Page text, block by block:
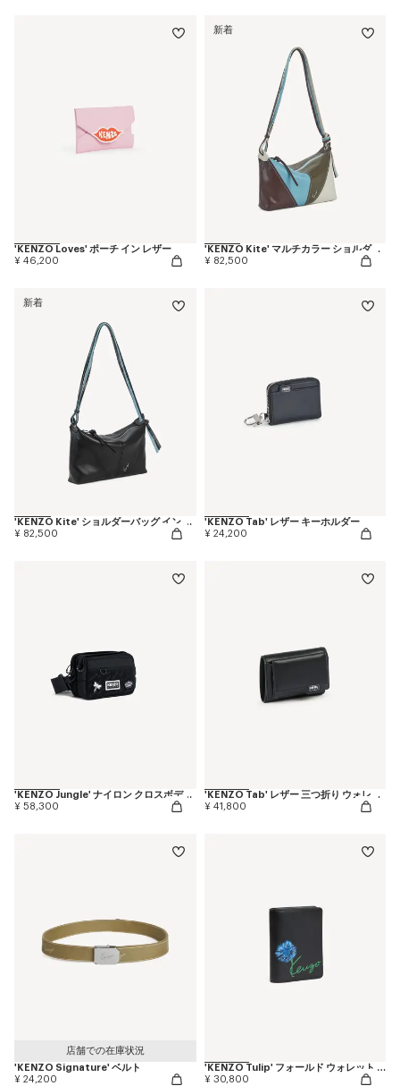
'KENZO Loves' ポーチ イン レザー
¥ 46,200
新着
'KENZO Kite' マルチカラー ショルダーバッグ イン レザー
¥ 82,500
新着
'KENZO Kite' ショルダーバッグ イン レザー
¥ 82,500
'KENZO Tab' レザー キーホルダー
¥ 24,200
'KENZO Jungle' ナイロン クロスボディ バッグ
¥ 58,300
'KENZO Tab' レザー 三つ折り ウォレット
¥ 41,800
店舗での在庫状況
'KENZO Signature' ベルト
¥ 24,200
'KENZO Tulip' フォールド ウォレット イン レザー
¥ 30,800